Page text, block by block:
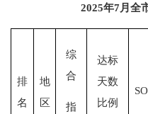
2025年7 月 全
排
名
地
区
综
合
指
达标
天数
比例
SO